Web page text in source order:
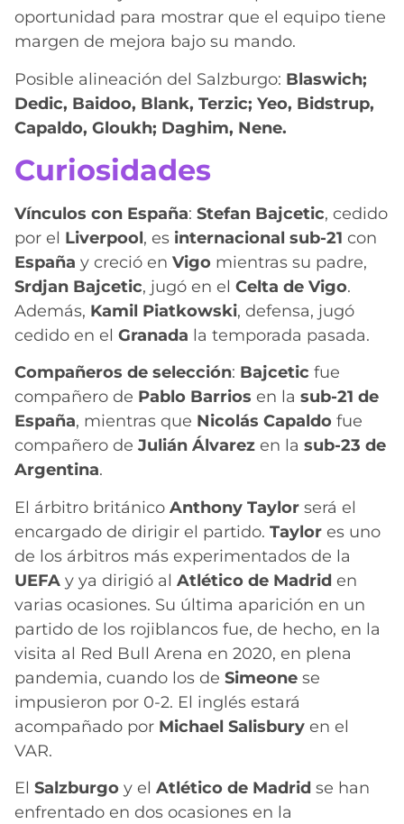
oportunidad para mostrar que el equipo tiene
margen de mejora bajo su mando.
Posible alineación del Salzburgo: Blaswich;
Dedic, Baidoo, Blank, Terzic; Yeo, Bidstrup,
Capaldo, Gloukh; Daghim, Nene.
Curiosidades
Vínculos con España: Stefan Bajcetic, cedido
por el Liverpool, es internacional sub-21 con
España y creció en Vigo mientras su padre,
Srdjan Bajcetic, jugó en el Celta de Vigo.
Además, Kamil Piatkowski, defensa, jugó
cedido en el Granada la temporada pasada.
Compañeros de selección: Bajcetic fue
compañero de Pablo Barrios en la sub-21 de
España, mientras que Nicolás Capaldo fue
compañero de Julián Álvarez en la sub-23 de
Argentina.
El árbitro británico Anthony Taylor será el
encargado de dirigir el partido. Taylor es uno
de los árbitros más experimentados de la
UEFA y ya dirigió al Atlético de Madrid en
varias ocasiones. Su última aparición en un
partido de los rojiblancos fue, de hecho, en la
visita al Red Bull Arena en 2020, en plena
pandemia, cuando los de Simeone se
impusieron por 0-2. El inglés estará
acompañado por Michael Salisbury en el
VAR.
El Salzburgo y el Atlético de Madrid se han
enfrentado en dos ocasiones en la